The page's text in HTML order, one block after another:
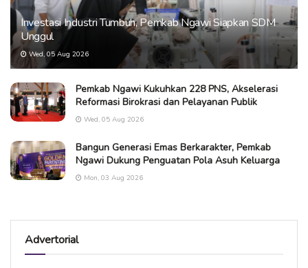
Investasi Industri Tumbuh, Pemkab Ngawi Siapkan SDM
Unggul
Wed, 05 Aug 2026
Pemkab Ngawi Kukuhkan 228 PNS, Akselerasi
Reformasi Birokrasi dan Pelayanan Publik
Wed, 05 Aug 2026
Bangun Generasi Emas Berkarakter, Pemkab
Ngawi Dukung Penguatan Pola Asuh Keluarga
Mon, 03 Aug 2026
Advertorial